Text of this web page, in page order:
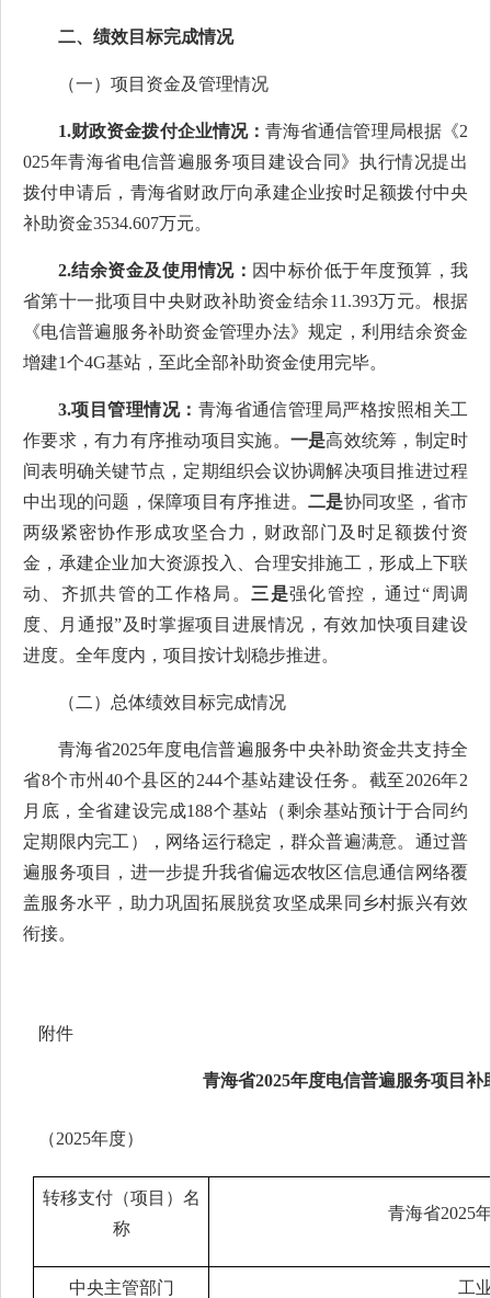
二、绩效目标完成情况
（一）项目资金及管理情况
1.财政资金拨付企业情况：青海省通信管理局根据《2
025年青海省电信普遍服务项目建设合同》执行情况提出
拨付申请后，青海省财政厅向承建企业按时足额拨付中央
补助资金3534.607万元。
2.结余资金及使用情况： 因中标价低于年度预算，我
省第十一批项目中央财政补助资金结余11.393万元。根据
《电信普遍服务补助资金管理办法》规定，利用结余资金
增建1个4G基站，至此全部补助资金使用完毕。
3.项目管理情况： 青海省通信管理局严格按照相关工
作要求，有力有序推动项目实施。 一是高效统筹，制定时
间表明确关键节点，定期组织会议协调解决项目推进过程
中出现的问题，保障项目有序推进。 二是协同攻坚，省市
两级紧密协作形成攻坚合力，财政部门及时足额拨付资
金，承建企业加大资源投入、合理安排施工，形成上下联
动、齐抓共管的工作格局。 三是强化管控，通过“周调
度、月通报”及时掌握项目进展情况，有效加快项目建设
进度。全年度内，项目按计划稳步推进。
（二）总体绩效目标完成情况
青海省2025年度电信普遍服务中央补助资金共支持全
省8个市州40个县区的244个基站建设任务。截至2026年2
月底，全省建设完成188个基站（剩余基站预计于合同约
定期限内完工），网络运行稳定，群众普遍满意。通过普
遍服务项目，进一步提升我省偏远农牧区信息通信网络覆
盖服务水平，助力巩固拓展脱贫攻坚成果同乡村振兴有效
衔接。
附件
青海省2025年度电信普遍服务项目
（2025年度）
转移支付（项目）名
称
青海省2025
中央主管部门 工